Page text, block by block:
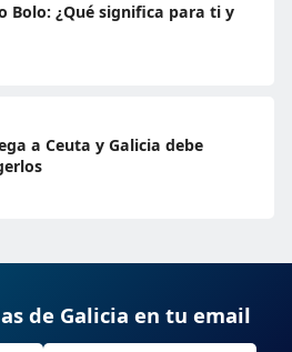
Bolo: ¿Qué significa para ti y
a Ceuta y Galicia debe
de Galicia en tu email